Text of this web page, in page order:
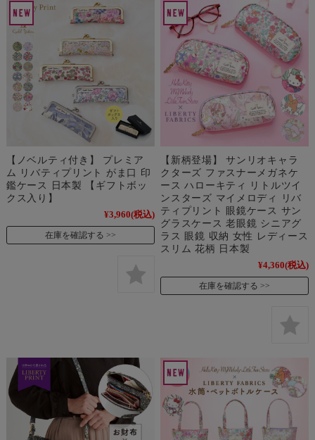
【ノベルティ付き】 プレミア
ム リバティプリント がま口 印
鑑ケース 日本製 【ギフトボッ
クス入り】
¥3,960(税込)
在庫を確認する
【新柄登場】 サンリオキャラ
クターズ ファスナーメガネケ
ース ハローキティ リトルツイ
ンスターズ マイメロディ リバ
ティプリント 眼鏡ケース サン
グラスケース 老眼鏡 シニアグ
ラス 眼鏡 収納 女性 レディース
スリム 花柄 日本製
¥4,360(税込)
在庫を確認する